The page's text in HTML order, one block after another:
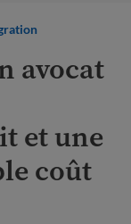
avocat
et une
coût